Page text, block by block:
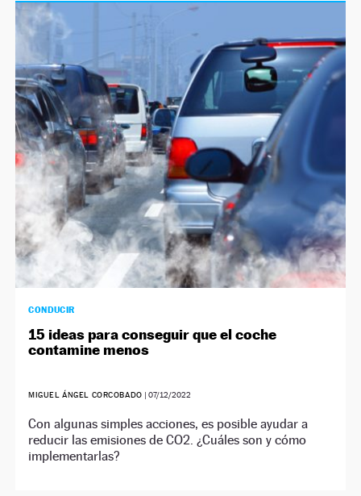
CONDUCIR
15 ideas para conseguir que el coche
contamine menos
MIGUEL ÁNGEL CORCOBADO |07/12/2022
Con algunas simples acciones, es posible ayudar a
reducir las emisiones de CO2. ¿Cuáles son y cómo
implementarlas?